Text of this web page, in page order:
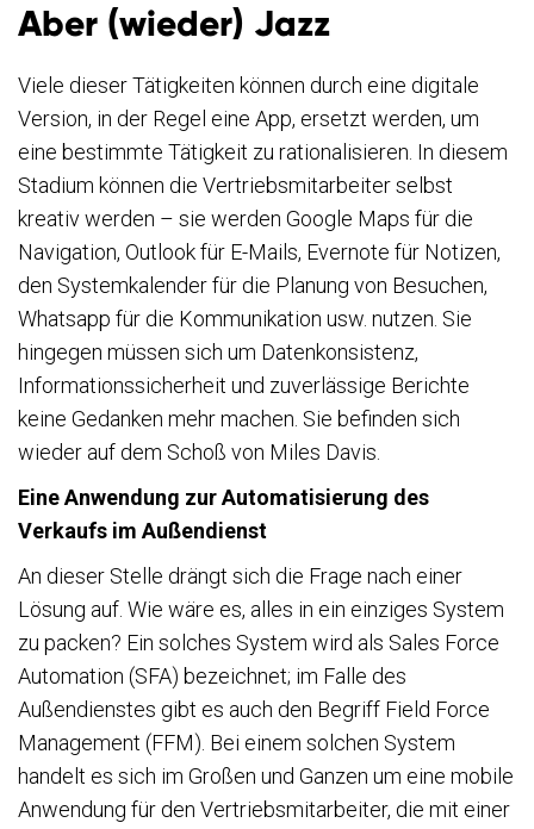
Aber (wieder) Jazz
Viele dieser Tätigkeiten können durch eine digitale
Version, in der Regel eine App, ersetzt werden, um
eine bestimmte Tätigkeit zu rationalisieren. In diesem
Stadium können die Vertriebsmitarbeiter selbst
kreativ werden – sie werden Google Maps für die
Navigation, Outlook für E-Mails, Evernote für Notizen,
den Systemkalender für die Planung von Besuchen,
Whatsapp für die Kommunikation usw. nutzen. Sie
hingegen müssen sich um Datenkonsistenz,
Informationssicherheit und zuverlässige Berichte
keine Gedanken mehr machen. Sie befinden sich
wieder auf dem Schoß von Miles Davis.
Eine Anwendung zur Automatisierung des
Verkaufs im Außendienst
An dieser Stelle drängt sich die Frage nach einer
Lösung auf. Wie wäre es, alles in ein einziges System
zu packen? Ein solches System wird als Sales Force
Automation (SFA) bezeichnet; im Falle des
Außendienstes gibt es auch den Begriff Field Force
Management (FFM). Bei einem solchen System
handelt es sich im Großen und Ganzen um eine mobile
Anwendung für den Vertriebsmitarbeiter, die mit einer